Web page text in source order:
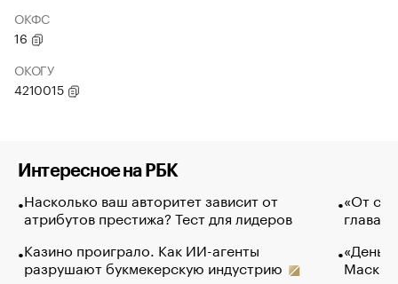
ОКФС
16
ОКОГУ
4210015
Интересное на РБК
Насколько ваш авторитет зависит от
атрибутов престижа? Тест для лидеров
Казино проиграло. Как ИИ-агенты
разрушают букмекерскую индустрию
«От
глава
Маск в